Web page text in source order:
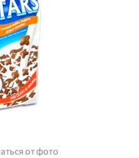
от фото